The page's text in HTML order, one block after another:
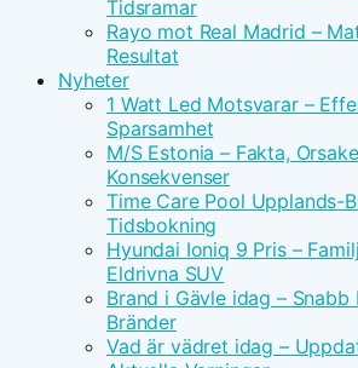
Tidsramar
Rayo mot Real Madrid –
Resultat
Nyheter
1 Watt Led Motsvarar –
Sparsamhet
M/S Estonia – Fakta,
Konsekvenser
Time Care Pool Upplands-
Tidsbokning
Hyundai Ioniq 9 Pris –
Eldrivna SUV
Brand i Gävle idag –
Bränder
Vad är vädret idag –